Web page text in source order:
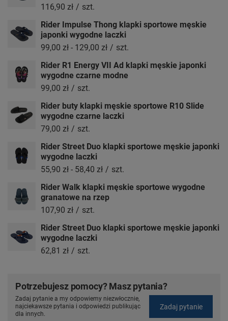
116,90 zł / szt.
Rider Impulse Thong klapki sportowe męskie
japonki wygodne laczki
99,00 zł - 129,00 zł / szt.
Rider R1 Energy VII Ad klapki męskie japonki
wygodne czarne modne
99,00 zł / szt.
Rider buty klapki męskie sportowe R10 Slide
wygodne czarne laczki
79,00 zł / szt.
Rider Street Duo klapki sportowe męskie japonki
wygodne laczki
55,90 zł - 58,40 zł / szt.
Rider Walk klapki męskie sportowe wygodne
granatowe na rzep
107,90 zł / szt.
Rider Street Duo klapki sportowe męskie japonki
wygodne laczki
62,81 zł / szt.
Potrzebujesz pomocy? Masz pytania?
Zadaj pytanie a my odpowiemy niezwłocznie,
najciekawsze pytania i odpowiedzi publikując
dla innych.
Zadaj pytanie